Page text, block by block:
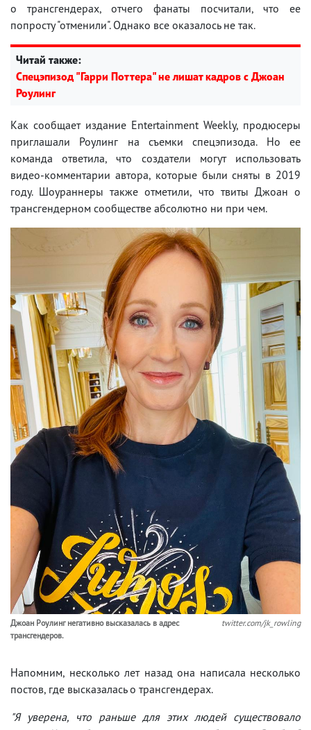
о трансгендерах, отчего фанаты посчитали, что ее
попросту "отменили". Однако все оказалось не так.
Читай также:
Спецэпизод "Гарри Поттера" не лишат кадров с Джоан
Роулинг
Как сообщает издание Entertainment Weekly, продюсеры
приглашали Роулинг на съемки спецэпизода. Но ее
команда ответила, что создатели могут использовать
видео-комментарии автора, которые были сняты в 2019
году. Шоураннеры также отметили, что твиты Джоан о
трансгендерном сообществе абсолютно ни при чем.
Джоан Роулинг негативно высказалась в адрес
трансгендеров.
twitter.com/jk_rowling
Напомним, несколько лет назад она написала несколько
постов, где высказалась о трансгендерах.
"Я уверена, что раньше для этих людей существовало